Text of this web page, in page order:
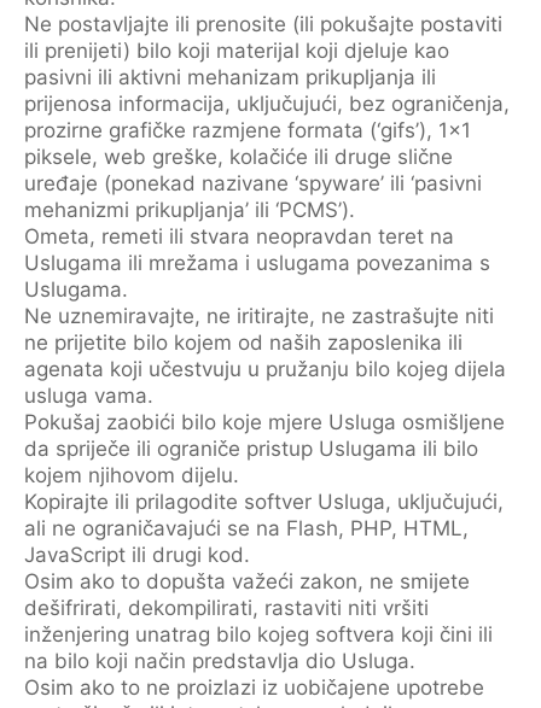
Ne postavljajte ili prenosite (ili pokušajte postaviti
ili prenijeti) bilo koji materijal koji djeluje kao
pasivni ili aktivni mehanizam prikupljanja ili
prijenosa informacija, uključujući, bez ograničenja,
prozirne grafičke razmjene formata (‘gifs’), 1×1
piksele, web greške, kolačiće ili druge slične
uređaje (ponekad nazivane ‘spyware’ ili ‘pasivni
mehanizmi prikupljanja’ ili ‘PCMS’).
Ometa, remeti ili stvara neopravdan teret na
Uslugama ili mrežama i uslugama povezanima s
Uslugama.
Ne uznemiravajte, ne iritirajte, ne zastrašujte niti
ne prijetite bilo kojem od naših zaposlenika ili
agenata koji učestvuju u pružanju bilo kojeg dijela
usluga vama.
Pokušaj zaobići bilo koje mjere Usluga osmišljene
da spriječe ili ograniče pristup Uslugama ili bilo
kojem njihovom dijelu.
Kopirajte ili prilagodite softver Usluga, uključujući,
ali ne ograničavajući se na Flash, PHP, HTML,
JavaScript ili drugi kod.
Osim ako to dopušta važeći zakon, ne smijete
dešifrirati, dekompilirati, rastaviti niti vršiti
inženjering unatrag bilo kojeg softvera koji čini ili
na bilo koji način predstavlja dio Usluga.
Osim ako to ne proizlazi iz uobičajene upotrebe